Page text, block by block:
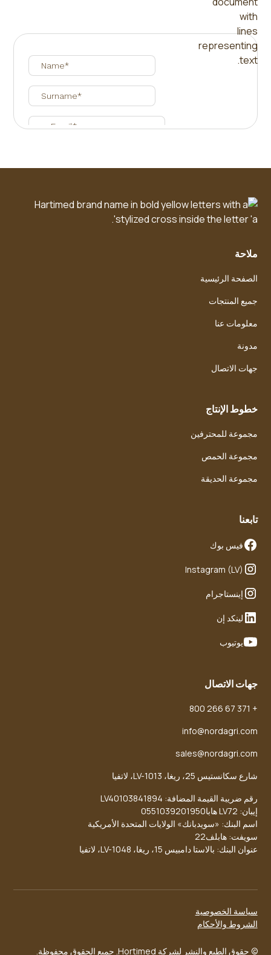
ملاحة
الصفحة الرئيسية
جميع المنتجات
معلومات عنا
مدونة
جهات الاتصال
خطوط الإنتاج
مجموعة للمحترفين
مجموعة الحمص
مجموعة الحديقة
تابعنا
فيس بوك
Instagram (LV)
إينستاجرام
لينكد إن
يوتيوب
جهات الاتصال
+ 371 67 266 800
info@nordagri.com
sales@nordagri.com
شارع سكانستيس 25، ريغا، LV-1013، لاتفيا
رقم ضريبة القيمة المضافة: LV40103841894
إيبان: LV72 هابا0551039201950
اسم البنك: «سويدبانك» الولايات المتحدة الأمريكية
سويفت: هابلف22
عنوان البنك: بالاستا دامبيس 15، ريغا، LV-1048، لاتفيا
© حقوق الطبع والنشر لشركة Hortimed. جميع الحقوق محفوظة.
سياسة الخصوصية
الشروط والأحكام